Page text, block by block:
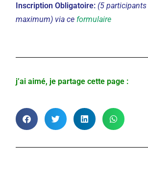
Inscription Obligatoire: (5
maximum) via ce formulaire
j’ai aimé, je partage cette page :